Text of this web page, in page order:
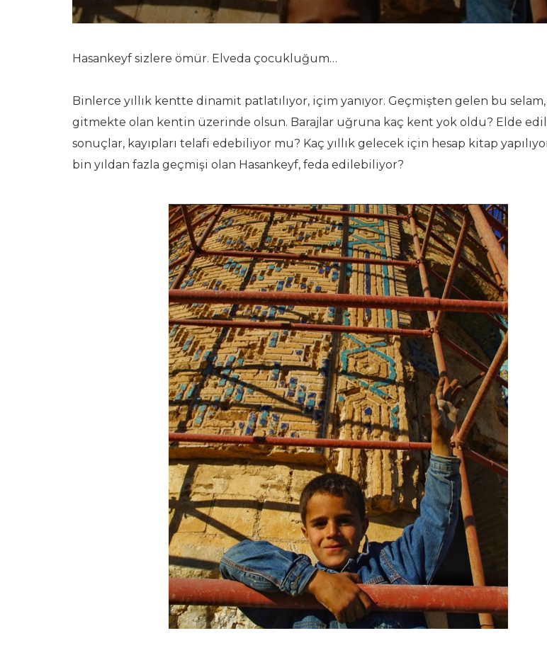
Hasankeyf sizlere ömür. Elveda çocukluğum…
Binlerce yıllık kentte dinamit patlatılıyor, içim yanıyor. Geçmişten gelen bu
gitmekte olan kentin üzerinde olsun. Barajlar uğruna kaç kent yok oldu? Elde
sonuçlar, kayıpları telafi edebiliyor mu? Kaç yıllık gelecek için hesap kitap
bin yıldan fazla geçmişi olan Hasankeyf, feda edilebiliyor?